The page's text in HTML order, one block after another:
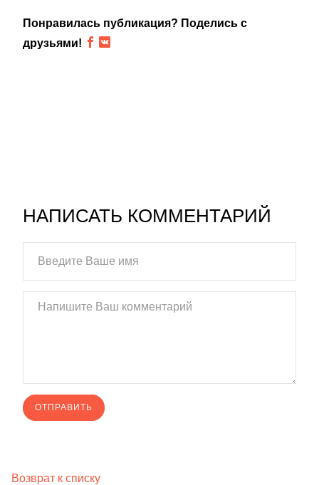
Понравилась публикация? Поделись с
друзьями!
НАПИСАТЬ КОММЕНТАРИЙ
Возврат к списку